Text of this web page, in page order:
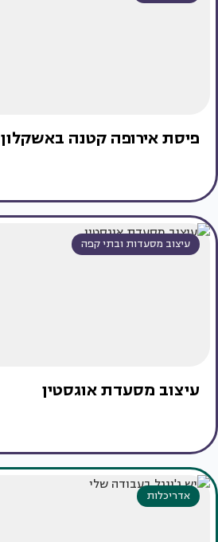
פיסת אירופה קטנה באשקלון
עיצוב מסעדות ובתי קפה
עיצוב מסעדת אוגסטין
אדריכלות